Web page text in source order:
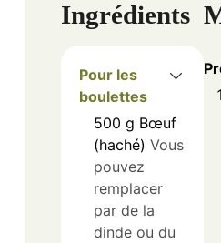
500 g Bœuf
pouvez
remplacer
par de la
dinde ou du
poulet.
1 piece
Oignon
rouge